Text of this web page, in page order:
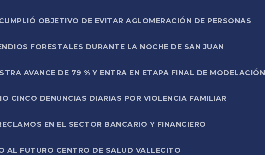
OBJETIVO DE EVITAR AGLOMERACIÓN DE PERSONAS
FORESTALES DURANTE LA NOCHE DE SAN JUAN
AVANCE DE 79 % Y ENTRA EN ETAPA FINAL DE MODELACIÓN
CINCO DENUNCIAS DIARIAS POR VIOLENCIA FAMILIAR
EN EL SECTOR BANCARIO Y FINANCIERO
AL FUTURO CENTRO DE SALUD VALLECITO